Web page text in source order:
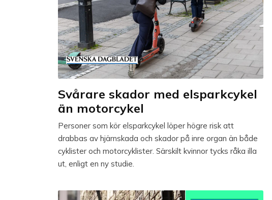
Svårare skador med elsparkcykel
än motorcykel
Personer som kör elsparkcykel löper högre risk att
drabbas av hjärnskada och skador på inre organ än både
cyklister och motorcyklister. Särskilt kvinnor tycks råka illa
ut, enligt en ny studie.